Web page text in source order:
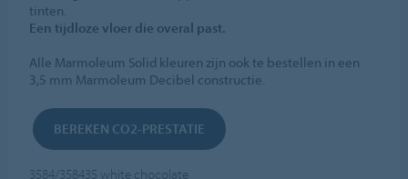
tinten.
Een tijdloze vloer die overal past.
Alle Marmoleum Solid kleuren zijn ook te bestellen in een
3,5 mm Marmoleum Decibel constructie.
BEREKEN CO2-PRESTATIE
3584/358435 white chocolate